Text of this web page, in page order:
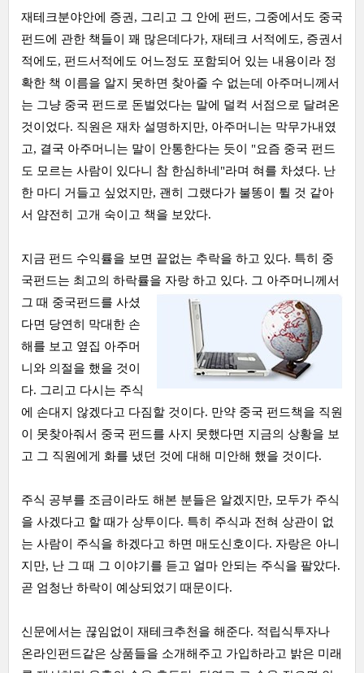
재테크분야안에 증권, 그리고 그 안에 펀드, 그중에서도 중국
펀드에 관한 책들이 꽤 많은데다가, 재테크 서적에도, 증권서
적에도, 펀드서적에도 어느정도 포함되어 있는 내용이라 정
확한 책 이름을 알지 못하면 찾아줄 수 없는데 아주머니께서
는 그냥 중국 펀드로 돈벌었다는 말에 덜컥 서점으로 달려온
것이었다. 직원은 재차 설명하지만, 아주머니는 막무가내였
고, 결국 아주머니는 말이 안통한다는 듯이 "요즘 중국 펀드
도 모르는 사람이 있다니 참 한심하네"라며 혀를 차셨다. 난
한 마디 거들고 싶었지만, 괜히 그랬다가 불똥이 튈 것 같아
서 얌전히 고개 숙이고 책을 보았다.
지금 펀드 수익률을 보면 끝없는 추락을 하고 있다. 특히 중
국펀드는 최고의 하락률을 자랑 하고 있다. 그 아주머니께서
그 때 중국펀드를 사셨
다면 당연히 막대한 손
해를 보고 옆집 아주머
니와 의절을 했을 것이
다. 그리고 다시는 주식
에 손대지 않겠다고 다짐할 것이다. 만약 중국 펀드책을 직원
이 못찾아줘서 중국 펀드를 사지 못했다면 지금의 상황을 보
고 그 직원에게 화를 냈던 것에 대해 미안해 했을 것이다.
주식 공부를 조금이라도 해본 분들은 알겠지만, 모두가 주식
을 사겠다고 할 때가 상투이다. 특히 주식과 전혀 상관이 없
는 사람이 주식을 하겠다고 하면 매도신호이다. 자랑은 아니
지만, 난 그 때 그 이야기를 듣고 얼마 안되는 주식을 팔았다.
곧 엄청난 하락이 예상되었기 때문이다.
신문에서는 끊임없이 재테크추천을 해준다. 적립식투자나
온라인펀드같은 상품들을 소개해주고 가입하라고 밝은 미래